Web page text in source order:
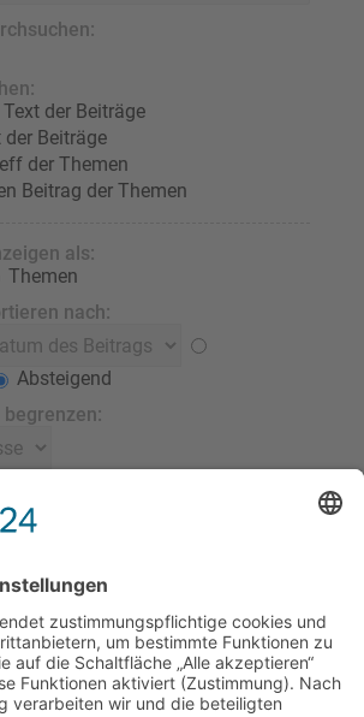
der Beiträge
der Beiträge
der Themen
Beitrag der Themen
als:
Themen
nach:
Absteigend
ein, damit der komplette Beitrag